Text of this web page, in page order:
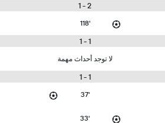
2 - 1
118'
1 - 1
لا توجد أحداث مهمة
1 - 1
37'
33'